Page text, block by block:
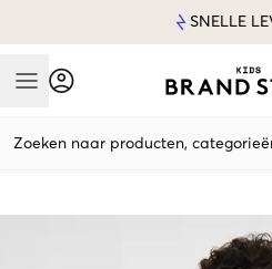
SNELLE
Mobile Menu
Zoeken naar producten,